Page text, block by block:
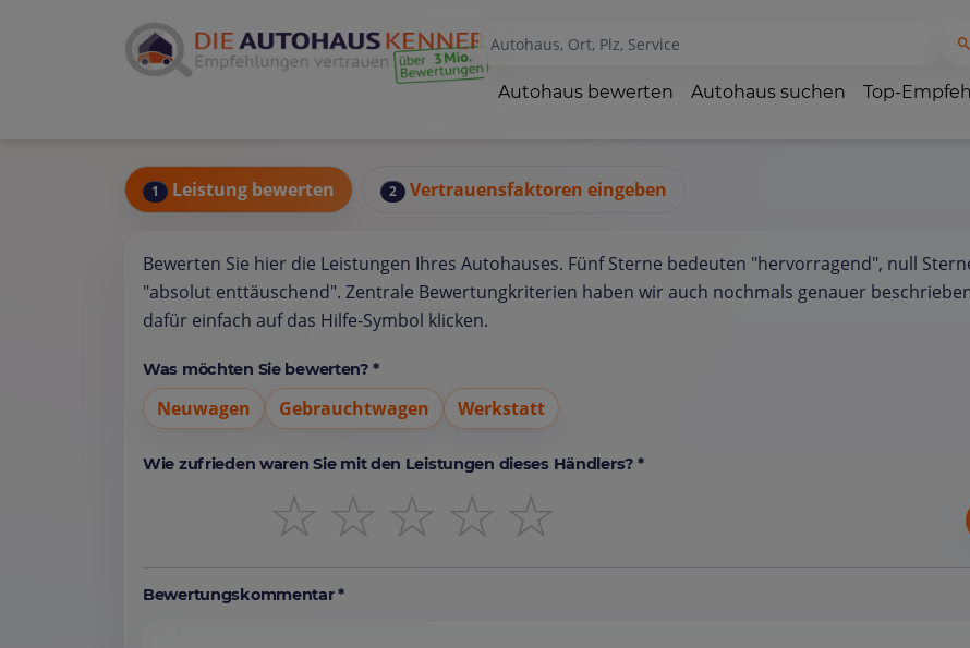
Autohaus bewerten Autohaus suchen Top-
1 Leistung bewerten 2 Vertrauensfaktoren eingeben
Bewerten Sie hier die Leistungen Ihres Autohauses. Fünf Sterne bedeuten "hervorragend", null
"absolut enttäuschend". Zentrale Bewertungkriterien haben wir auch nochmals genauer
dafür einfach auf das Hilfe-Symbol klicken.
Was möchten Sie bewerten? *
Neuwagen Gebrauchtwagen Werkstatt
Wie zufrieden waren Sie mit den Leistungen dieses Händlers? *
☆
☆
☆
☆
☆
Bewertungskommentar *